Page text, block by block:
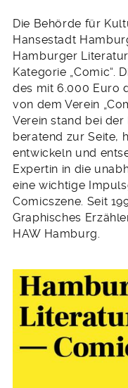
Die Behörde für
Hansestadt
Hamburger
Kategorie „Comic“.
des mit 6.000 Euro
von dem Verein
Verein stand bei
beratend zur Seite,
entwickeln und
Expertin in die
eine wichtige
Comicszene. Seit
Graphisches
HAW Hamburg.